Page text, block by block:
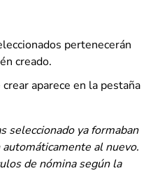
pertenecerán
creado.
aparece en la pestaña
seleccionado ya formaban
al nuevo.
de nómina según la